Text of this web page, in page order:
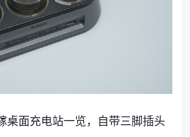
桌面充电站一览，自带三脚插头